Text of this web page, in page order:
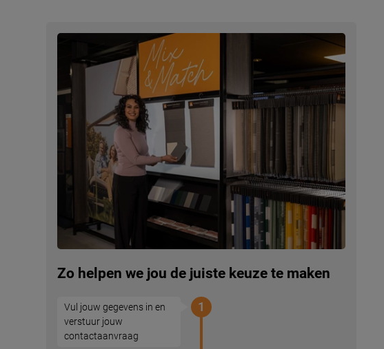
Zo helpen we jou de juiste keuze te maken
Vul jouw gegevens in en
verstuur jouw
contactaanvraag
1